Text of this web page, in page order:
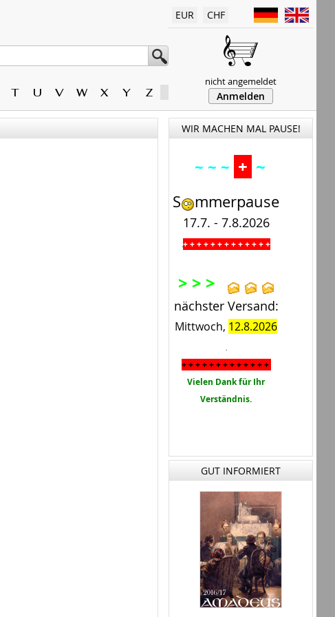
T U V W X Y Z
EUR CHF
nicht angemeldet
Anmelden
WIR MACHEN MAL PAUSE!
~ ~ ~ + ~
S mmerpause
17.7. - 7.8.2026
.+ + + + + + + + + + + + +
> > >
nächster Versand:
Mittwoch, 12.8.2026
.
+ + + + + + + + + + + + +
Vielen Dank für Ihr
Verständnis.
GUT INFORMIERT